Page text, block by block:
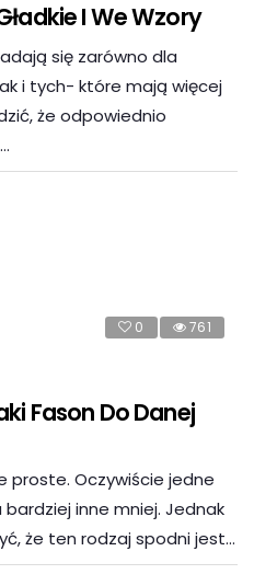
I We Wzory
się zarówno dla
i tych- które mają więcej
że odpowiednio
0 761
Fason Do Danej
proste. Oczywiście jedne
inne mniej. Jednak
że ten rodzaj spodni jest…